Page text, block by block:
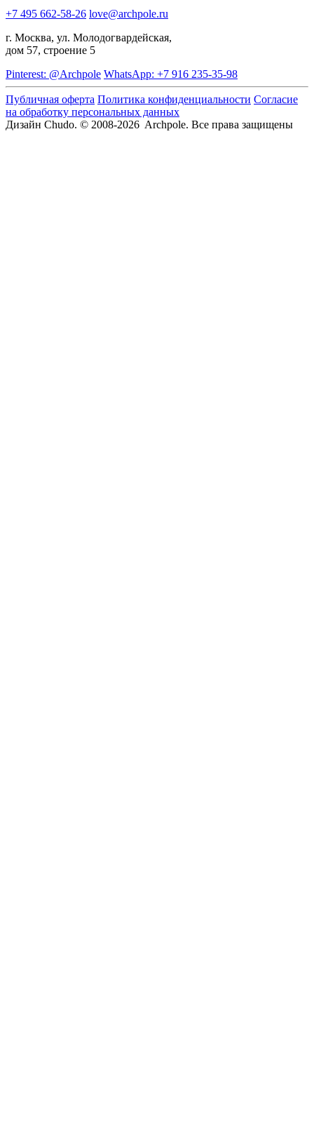
+7 495 662-58-26 love@archpole.ru
г. Москва, ул. Молодогвардейская,
дом 57, строение 5
Pinterest: @Archpole WhatsApp: +7 916 235-35-98
Публичная оферта Политика конфиденциальности Согласие
на обработку персональных данных
Дизайн Chudo. © 2008-2026 Archpole. Все права защищены